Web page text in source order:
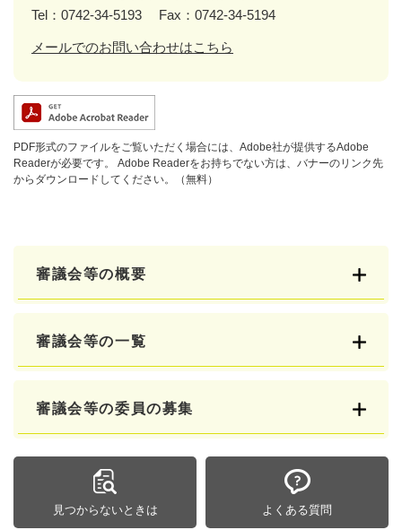
Tel：0742-34-5193
Fax：0742-34-5194
メールでのお問い合わせはこちら
PDF形式のファイルをご覧いただく場合には、Adobe社が提供するAdobe
Readerが必要です。
Adobe Readerをお持ちでない方は、バナーのリンク先
からダウンロードしてください。（無料）
審議会等の概要
審議会等の一覧
審議会等の委員の募集
見つからないときは よくある質問